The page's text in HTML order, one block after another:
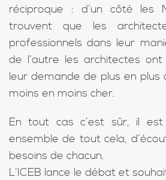
réciproque : d’un côté les
trouvent que les
professionnels dans leur
de l’autre les architectes ont
leur demande de plus en plus
moins en moins cher.
En tout cas c’est sûr, il
ensemble de tout cela,
besoins de chacun.
L’ICEB lance le débat et